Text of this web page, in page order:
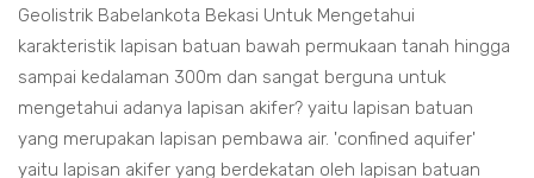
Geolistrik Babelankota Bekasi Untuk Mengetahui
karakteristik lapisan batuan bawah permukaan tanah hingga
sampai kedalaman 300m dan sangat berguna untuk
mengetahui adanya lapisan akifer? yaitu lapisan batuan
yang merupakan lapisan pembawa air. 'confined aquifer'
yaitu lapisan akifer yang berdekatan oleh lapisan batuan